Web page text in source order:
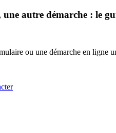
autre démarche : le
ou une démarche en ligne